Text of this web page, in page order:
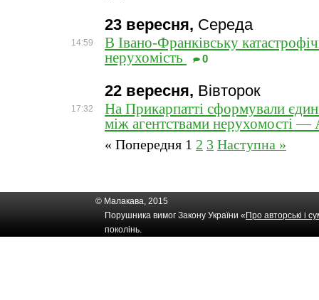
23 вересня, Середа
14:59
В Івано-Франківську
нерухомість
0
22 вересня, Вівторок
17:32
На Прикарпатті сформували
між агентствами нерухомості —
« Попередня 1 2 3 Наступна »
© Малакава, 2015
Порушника вимог Закону України « Про авторські і
поколінь.